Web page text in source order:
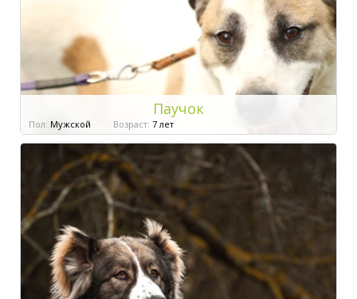
Паучок
Пол: Мужской Возраст: 7 лет